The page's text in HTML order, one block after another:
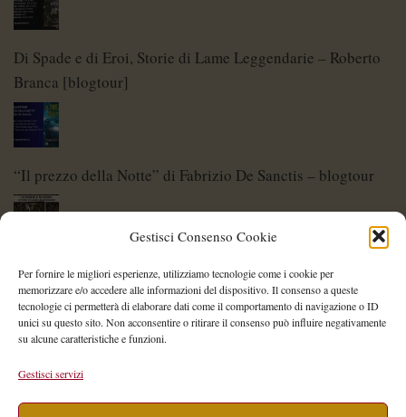
Gestisci Consenso Cookie
Per fornire le migliori esperienze, utilizziamo tecnologie come i cookie per
memorizzare e/o accedere alle informazioni del dispositivo. Il consenso a queste
tecnologie ci permetterà di elaborare dati come il comportamento di navigazione o ID
unici su questo sito. Non acconsentire o ritirare il consenso può influire negativamente
su alcune caratteristiche e funzioni.
Gestisci servizi
Di Spade e di Eroi, Storie di Lame Leggendarie – Roberto
Branca [blogtour]
“Il prezzo della Notte” di Fabrizio De Sanctis – blogtour
Di Spade e di Eroi – Storie di Lame Leggendarie